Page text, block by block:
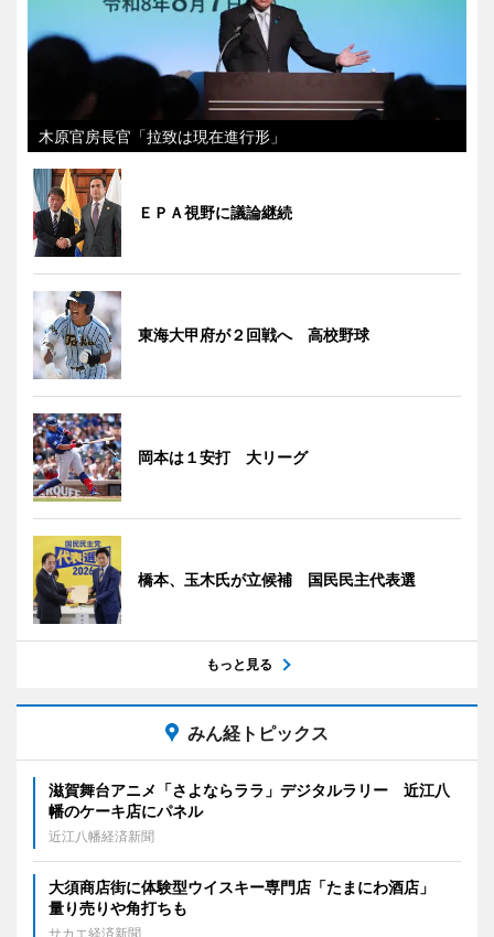
木原官房長官「拉致は現在進行形」
ＥＰＡ視野に議論継続
東海大甲府が２回戦へ 高校野球
岡本は１安打 大リーグ
橋本、玉木氏が立候補 国民民主代表選
もっと見る
みん経トピックス
滋賀舞台アニメ「さよならララ」デジタルラリー 近江八
幡のケーキ店にパネル
近江八幡経済新聞
大須商店街に体験型ウイスキー専門店「たまにわ酒店」
量り売りや角打ちも
サカエ経済新聞